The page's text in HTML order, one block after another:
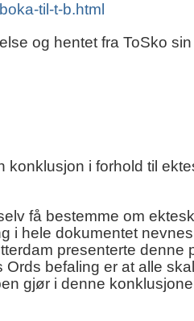
til-t-b.html
og hentet fra ToSko sin
konklusjon i forhold til
få bestemme om
i hele dokumentet
presenterte denne
Ords befaling er at alle
gjør i denne